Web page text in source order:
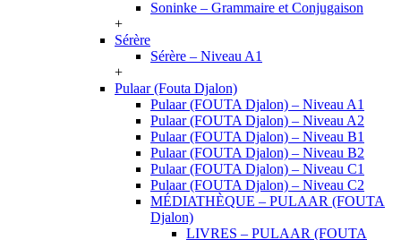
Soninke – Grammaire et Conjugaison
+
Sérère
Sérère – Niveau A1
+
Pulaar (Fouta Djalon)
Pulaar (FOUTA Djalon) – Niveau A1
Pulaar (FOUTA Djalon) – Niveau A2
Pulaar (FOUTA Djalon) – Niveau B1
Pulaar (FOUTA Djalon) – Niveau B2
Pulaar (FOUTA Djalon) – Niveau C1
Pulaar (FOUTA Djalon) – Niveau C2
MÉDIATHÈQUE – PULAAR (FOUTA
Djalon)
LIVRES – PULAAR (FOUTA